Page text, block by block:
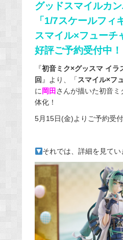
グッドスマイルカン
「1/7スケールフィ
スマイル×フューチ
好評ご予約受付中！
『初音ミク×グッスマ イラ
回 』より、「 スマイル×フ
に 岡田 さんが描いた初音
体化！
5月15日(金)よりご予約受付
それでは、詳細を見てい